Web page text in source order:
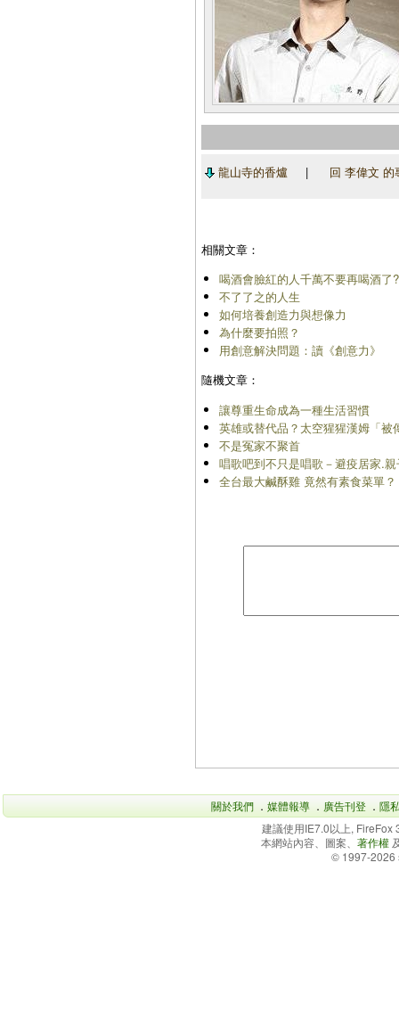
龍山寺的香爐 | 回 李偉文 的
相關文章：
喝酒會臉紅的人千萬不要再喝酒了?
不了了之的人生
如何培養創造力與想像力
為什麼要拍照？
用創意解決問題：讀《創意力》
隨機文章：
讓尊重生命成為一種生活習慣
英雄或替代品？太空猩猩漢姆「被
不是冤家不聚首
唱歌吧到不只是唱歌－避疫居家.
全台最大鹹酥雞 竟然有素食菜單
關於我們 ． 媒體報導 ． 廣告刊登 ． 隱
建議使用IE7.0以上,
本網站內容、圖案、 著作權
© 1997-2026